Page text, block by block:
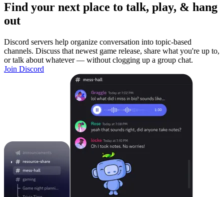
Find your next place to talk, play, & hang
out
Discord servers help organize conversation into topic-based
channels. Discuss that newest game release, share what you're up to,
or talk about whatever — without clogging up a group chat.
Join Discord